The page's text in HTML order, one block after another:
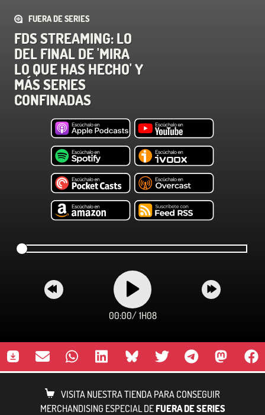
FUERA DE SERIES
FDS STREAMING: LO
DEL FINAL DE 'MIRA
LO QUE HAS HECHO' Y
MÁS SERIES
CONFINADAS
00:00/ 1H08
VISITA NUESTRA TIENDA PARA CONSEGUIR
MERCHANDISING ESPECIAL DEFUERA DE SERIES